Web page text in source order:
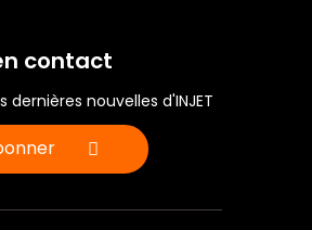
contact
dernières nouvelles d'INJET